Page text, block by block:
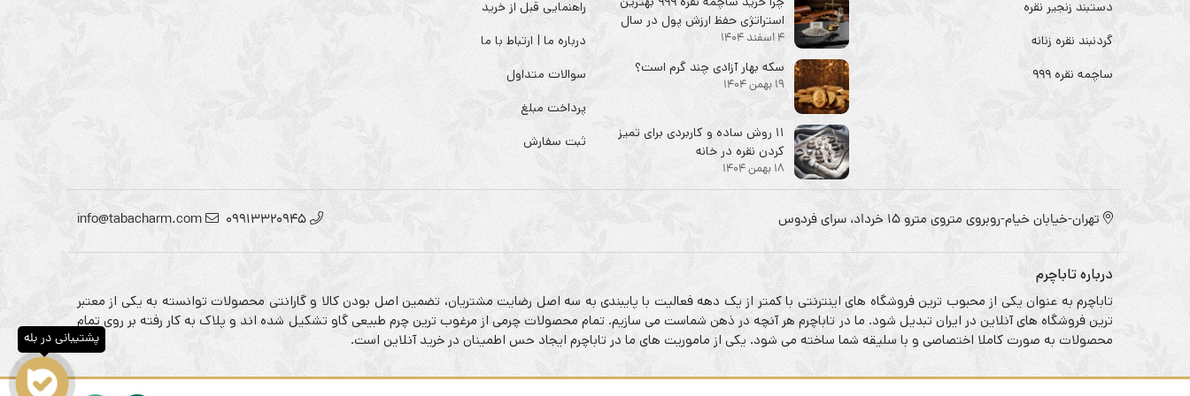
دستبند زنجیر نقره
گردنبند نقره زنانه
ساچمه نقره ۹۹۹
استراتژی حفظ ارزش پول در سال
۱۴۰۴ است؟
4 اسفند 1404
سکه‌ بهار آزادی چند گرم است؟
19 بهمن 1404
۱۱ روش ساده و کاربردی برای تمیز
کردن نقره در خانه
18 بهمن 1404
راهنمایی قبل از خرید
درباره ما | ارتباط با ما
سوالات متداول
پرداخت مبلغ
ثبت سفارش
تهران-خیابان خیام-روبروی متروی مترو ۱۵ خرداد، سرای فردوس 09913320945
info@tabacharm.com
درباره تاباچرم
تاباچرم به عنوان یکی از محبوب ترین فروشگاه های اینترنتی با کمتر از یک دهه فعالیت با پایبندی به سه اصل رضایت مشتریان، تضمین اصل بودن کالا و گارانتی محصولات توانسته به یکی از معتبر
ترین فروشگاه های آنلاین در ایران تبدیل شود. ما در تاباچرم هر آنچه در ذهن شماست می سازیم. تمام محصولات چرمی از مرغوب ترین چرم طبیعی گاو تشکیل شده اند و پلاک به کار رفته بر روی تمام
محصولات به صورت کاملا اختصاصی و با سلیقه شما ساخته می شود. یکی از ماموریت های ما در تاباچرم ایجاد حس اطمینان در خرید آنلاین است.
پشتیبانی در بله